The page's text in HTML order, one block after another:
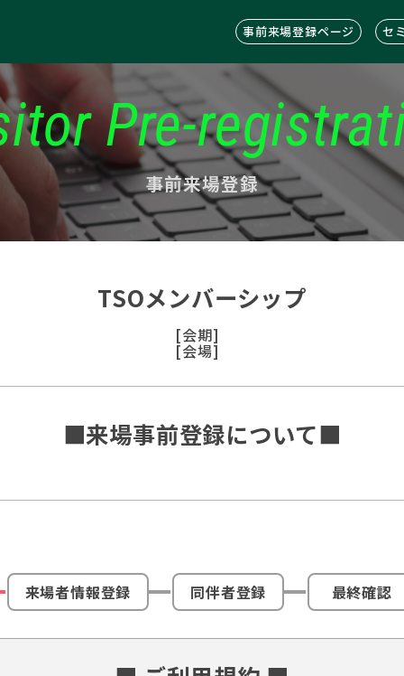
事前来場登録ページ セ
Pre-
事前来場登録
TSOメンバーシップ
[会期]
[会場]
■来場事前登録について■
来場者情報登録 同伴者登録 最終確認